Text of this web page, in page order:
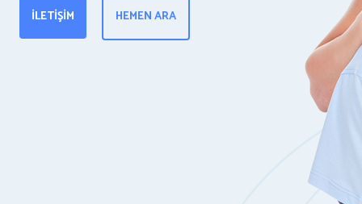
İLETIŞIM HEMEN ARA